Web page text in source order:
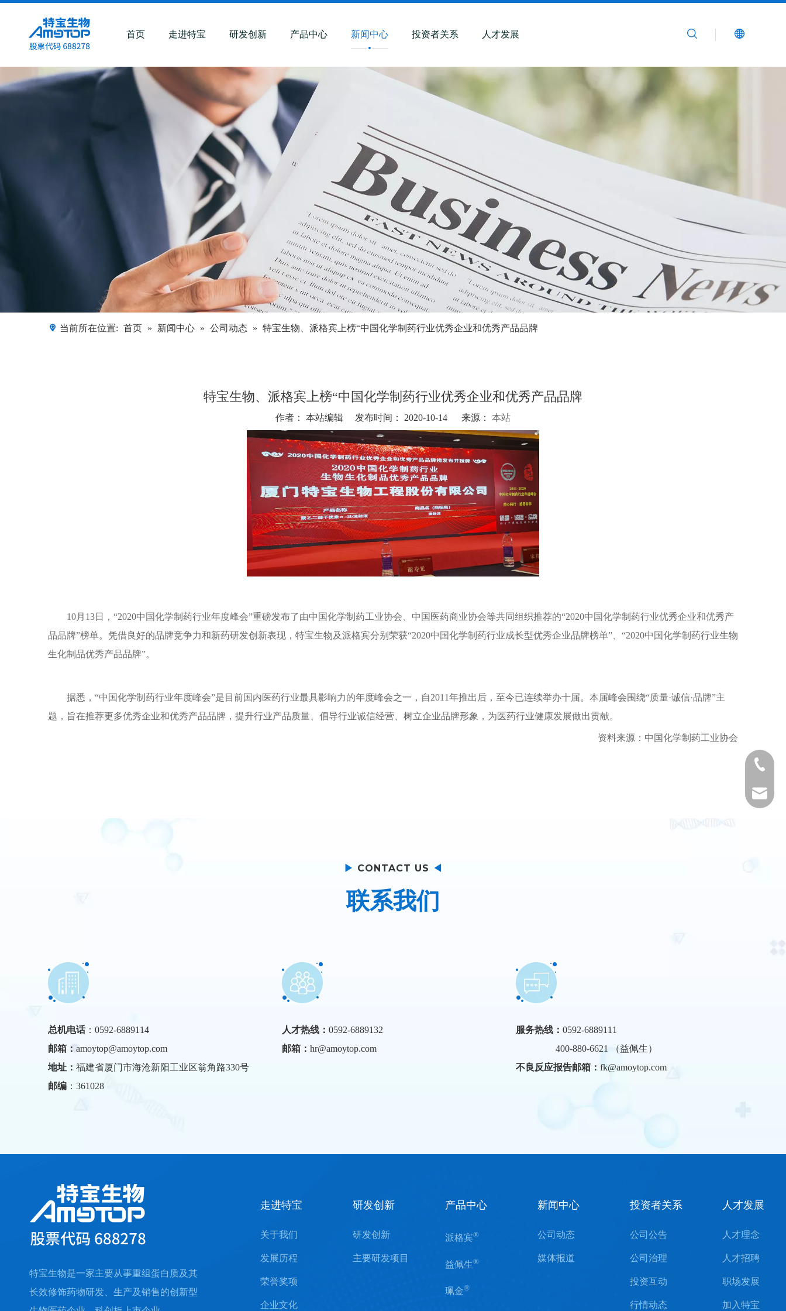
首页 走进特宝 研发创新 产品中心 新闻中心 投资者关系 人才发展
当前所在位置: 首页 » 新闻中心 » 公司动态 » 特宝生物、派格宾上榜“中国化学制药行业优秀企业和优秀产品品牌
特宝生物、派格宾上榜“中国化学制药行业优秀企业和优秀产品品牌
作者： 本站编辑 发布时间： 2020-10-14 来源： 本站
10月13日，“2020中国化学制药行业年度峰会”重磅发布了由中国化学制药工业协会、中国医药商业协会等共同组织推荐的“2020中国化学制药行业优秀企业和优秀产
品品牌”榜单。凭借良好的品牌竞争力和新药研发创新表现，特宝生物及派格宾分别荣获“2020中国化学制药行业成长型优秀企业品牌榜单”、“2020中国化学制药行业生物
生化制品优秀产品品牌”。
据悉，“中国化学制药行业年度峰会”是目前国内医药行业最具影响力的年度峰会之一，自2011年推出后，至今已连续举办十届。本届峰会围绕“质量·诚信·品牌”主
题，旨在推荐更多优秀企业和优秀产品品牌，提升行业产品质量、倡导行业诚信经营、树立企业品牌形象，为医药行业健康发展做出贡献。
资料来源：中国化学制药工业协会
▶ CONTACT US ◀
联系我们
总机电话：0592-6889114
邮箱： amoytop@amoytop.com
地址： 福建省厦门市海沧新阳工业区翁角路330号
邮编 ：361028
人才热线： 0592-6889132
邮箱： hr@amoytop.com
服务热线： 0592-6889111
400-880-6621 （益佩生）
不良反应报告邮箱： fk@amoytop.com
特宝生物是一家主要从事重组蛋白质及其
长效修饰药物研发、生产及销售的创新型
0592-
走进特宝
关于我们
发展历程
荣誉奖项
企业文化
研发创新
研发创新
主要研发项目
产品中心
派格宾®
益佩生®
珮金®
新闻中心
公司动态
媒体报道
投资者关系
公司公告
公司治理
投资互动
行情动态
人才发展
人才理念
人才招聘
职场发展
加入特宝